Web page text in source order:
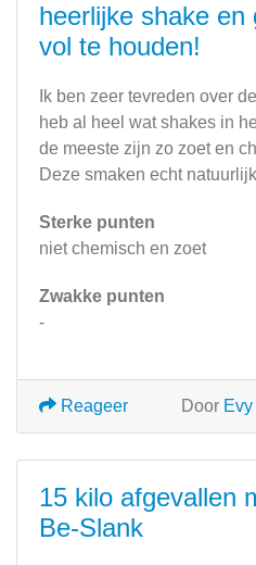
heerlijke shake en
vol te houden!
Ik ben zeer tevreden over
heb al heel wat shakes in
de meeste zijn zo zoet en
Deze smaken echt
Sterke punten
niet chemisch en zoet
Zwakke punten
-
Door Evy
Reageer
15 kilo afgevallen
Be-Slank